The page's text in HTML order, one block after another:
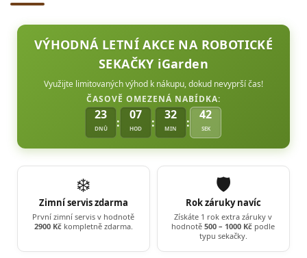
VÝHODNÁ LETNÍ AKCE NA ROBOTICKÉ
SEKAČKY iGarden
Využijte limitovaných výhod k nákupu, dokud nevyprší čas!
ČASOVĚ OMEZENÁ NABÍDKA:
23
DNŮ :
07
HOD :
32
MIN :
41
SEK
❄️
Zimní servis zdarma
První zimní servis v hodnotě
2900 Kčkompletně zdarma.
🛡️
Rok záruky navíc
Získáte 1 rok extra záruky v
hodnotě500 – 1000 Kč podle
typu sekačky.